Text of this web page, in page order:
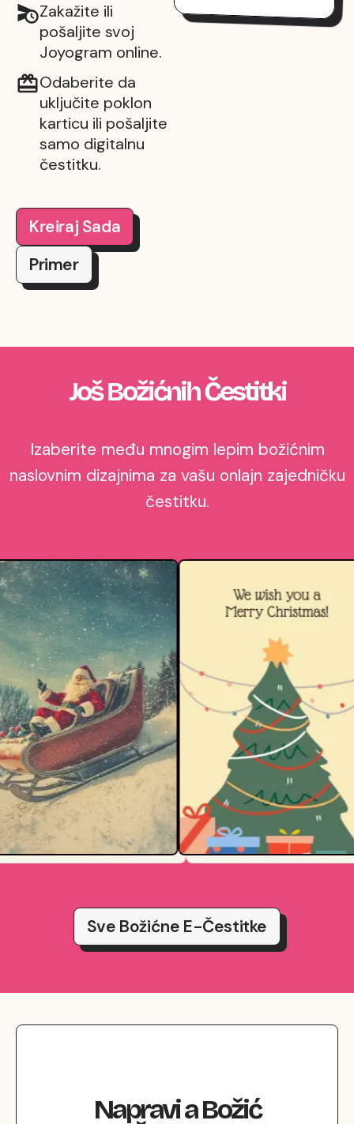
Zakažite ili
pošaljite svoj
Joyogram online.
Odaberite da
uključite poklon
karticu ili pošaljite
samo digitalnu
čestitku.
Kreiraj Sada
Primer
Još Božićnih Čestitki
Izaberite među mnogim lepim božićnim
naslovnim dizajnima za vašu onlajn zajedničku
čestitku.
Sve Božićne E-Čestitke
NapraviaBožić